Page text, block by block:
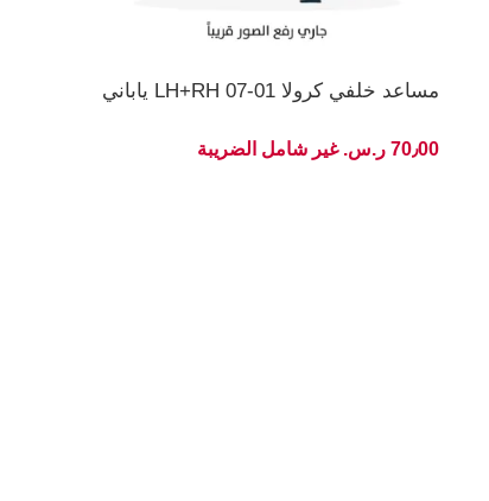
مساعد خلفي كرولا 01-07 LH+RH ياباني
70٫00 ر.س.‏ غير شامل الضريبة